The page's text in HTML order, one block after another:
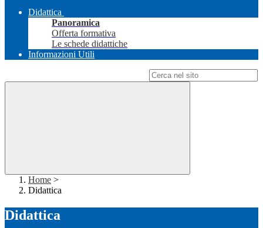
Didattica
Panoramica
Offerta formativa
Le schede didattiche
Informazioni Utili
Home >
Didattica
Didattica